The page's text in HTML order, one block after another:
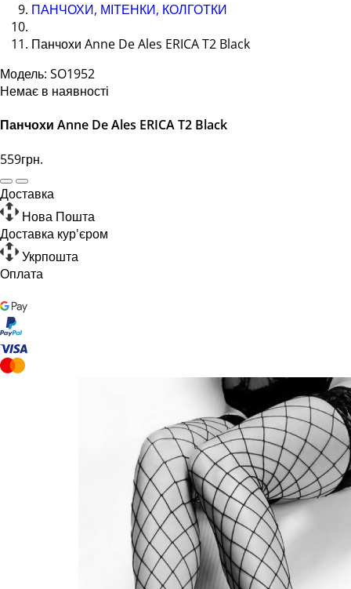
ПАНЧОХИ, МІТЕНКИ, КОЛГОТКИ
Панчохи Anne De Ales ERICA T2 Black
Модель: SO1952
Немає в наявності
Панчохи Anne De Ales ERICA T2 Black
559грн.
Доставка
Нова Пошта
Доставка кур'єром
Укрпошта
Оплата